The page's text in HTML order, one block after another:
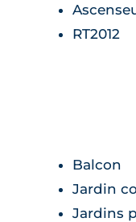
RT2012
Balcon
Jardin
Jardins